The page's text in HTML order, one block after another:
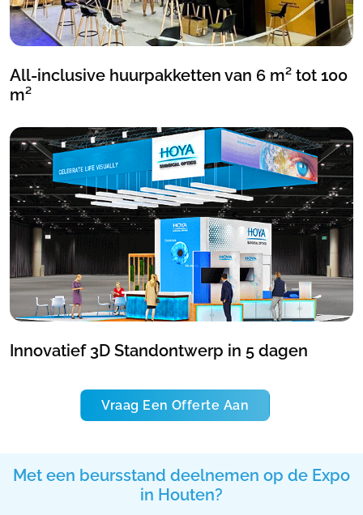
All-inclusive huurpakketten van 6 m² tot 100
m²
Innovatief 3D Standontwerp in 5 dagen
Vraag Een Offerte Aan
Met een beursstand deelnemen op de Expo
in Houten?